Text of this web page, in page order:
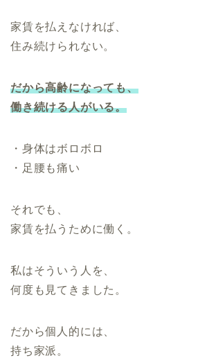
家賃を払えなければ、
住み続けられない。
だから高齢になっても、
働き続ける人がいる。
・身体はボロボロ
・足腰も痛い
それでも、
家賃を払うために働く。
私はそういう人を、
何度も見てきました。
だから個人的には、
持ち家派。